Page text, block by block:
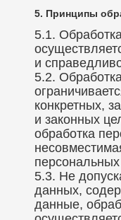
5. Принципы
5.1.
и
5.2.
конкретных,
и законных
обработка
5.3. Не
данных,
данные,